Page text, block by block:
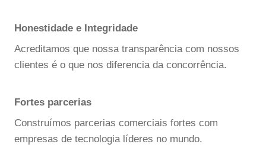
Honestidade e Integridade
Acreditamos que nossa transparência com nossos
clientes é o que nos diferencia da concorrência.
Fortes parcerias
Construímos parcerias comerciais fortes com
empresas de tecnologia líderes no mundo.